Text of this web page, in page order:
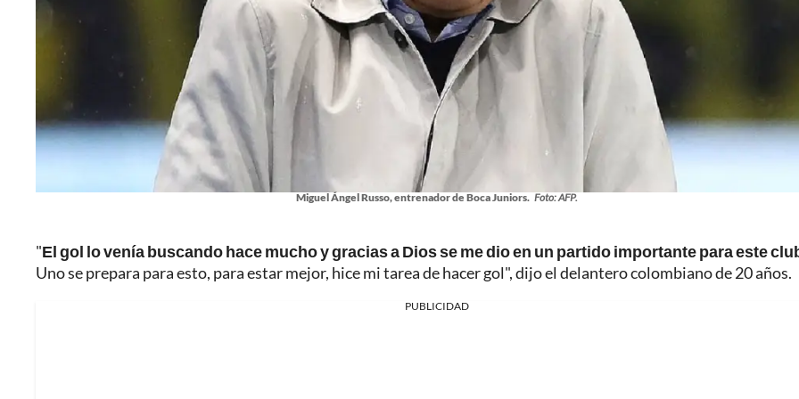
Miguel Ángel Russo, entrenador de Boca Juniors. Foto: AFP.
"El gol lo venía buscando hace mucho y gracias a Dios se me dio en un partido importante para este
Uno se prepara para esto, para estar mejor, hice mi tarea de hacer gol", dijo el delantero colombiano de 20 años.
PUBLICIDAD